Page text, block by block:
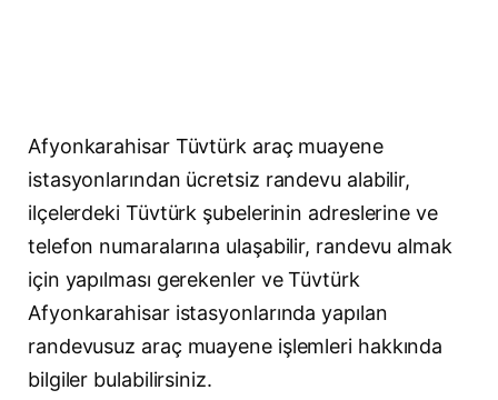
Afyonkarahisar Tüvtürk araç muayene
istasyonlarından ücretsiz randevu alabilir,
ilçelerdeki Tüvtürk şubelerinin adreslerine ve
telefon numaralarına ulaşabilir, randevu almak
için yapılması gerekenler ve Tüvtürk
Afyonkarahisar istasyonlarında yapılan
randevusuz araç muayene işlemleri hakkında
bilgiler bulabilirsiniz.